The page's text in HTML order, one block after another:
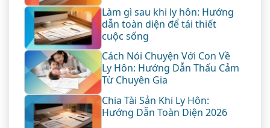
Làm gì sau khi ly hôn: Hướng
dẫn toàn diện để tái thiết
cuộc sống
Cách Nói Chuyện Với Con Về
Ly Hôn: Hướng Dẫn Thấu Cảm
Từ Chuyên Gia
Chia Tài Sản Khi Ly Hôn:
Hướng Dẫn Toàn Diện 2026